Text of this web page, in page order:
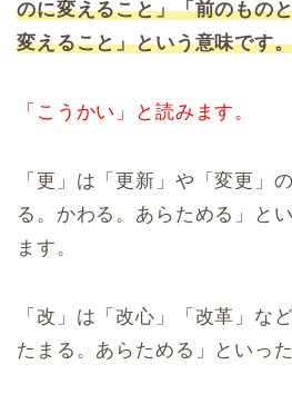
のに変えること」「前のもの
変えること」という意味です
「こうかい」と読みます。
「更」は「更新」や「変更」
る。かわる。あらためる」と
ます。
「改」は「改心」「改革」な
たまる。あらためる」といっ